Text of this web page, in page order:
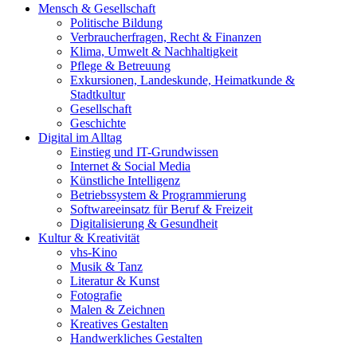
Mensch & Gesellschaft
Politische Bildung
Verbraucherfragen, Recht & Finanzen
Klima, Umwelt & Nachhaltigkeit
Pflege & Betreuung
Exkursionen, Landeskunde, Heimatkunde &
Stadtkultur
Gesellschaft
Geschichte
Digital im Alltag
Einstieg und IT-Grundwissen
Internet & Social Media
Künstliche Intelligenz
Betriebssystem & Programmierung
Softwareeinsatz für Beruf & Freizeit
Digitalisierung & Gesundheit
Kultur & Kreativität
vhs-Kino
Musik & Tanz
Literatur & Kunst
Fotografie
Malen & Zeichnen
Kreatives Gestalten
Handwerkliches Gestalten